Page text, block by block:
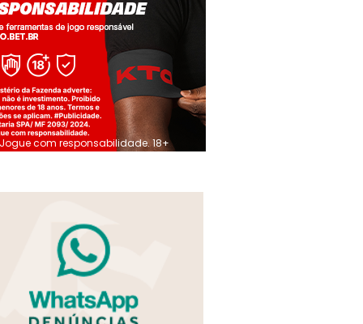
Jogue com responsabilidade. 18+